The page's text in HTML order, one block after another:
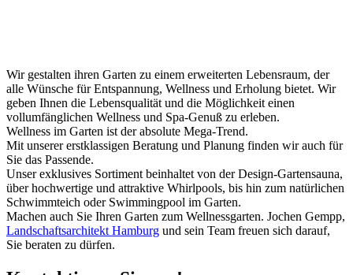
Wir gestalten ihren Garten zu einem erweiterten Lebensraum, der
alle Wünsche für Entspannung, Wellness und Erholung bietet. Wir
geben Ihnen die Lebensqualität und die Möglichkeit einen
vollumfänglichen Wellness und Spa-Genuß zu erleben.
Wellness im Garten ist der absolute Mega-Trend.
Mit unserer erstklassigen Beratung und Planung finden wir auch für
Sie das Passende.
Unser exklusives Sortiment beinhaltet von der Design-Gartensauna,
über hochwertige und attraktive Whirlpools, bis hin zum natürlichen
Schwimmteich oder Swimmingpool im Garten.
Machen auch Sie Ihren Garten zum Wellnessgarten. Jochen Gempp,
Landschaftsarchitekt Hamburg und sein Team freuen sich darauf,
Sie beraten zu dürfen.